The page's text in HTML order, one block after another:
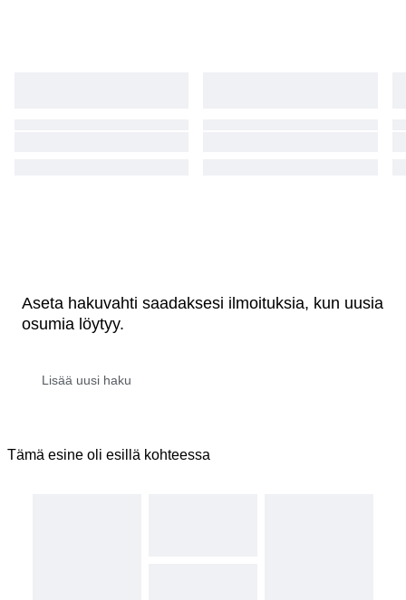
Aseta hakuvahti saadaksesi ilmoituksia, kun uusia
osumia löytyy.
Tämä esine oli esillä kohteessa